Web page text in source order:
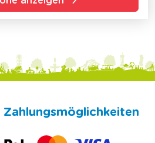
Zahlungsmöglichkeiten